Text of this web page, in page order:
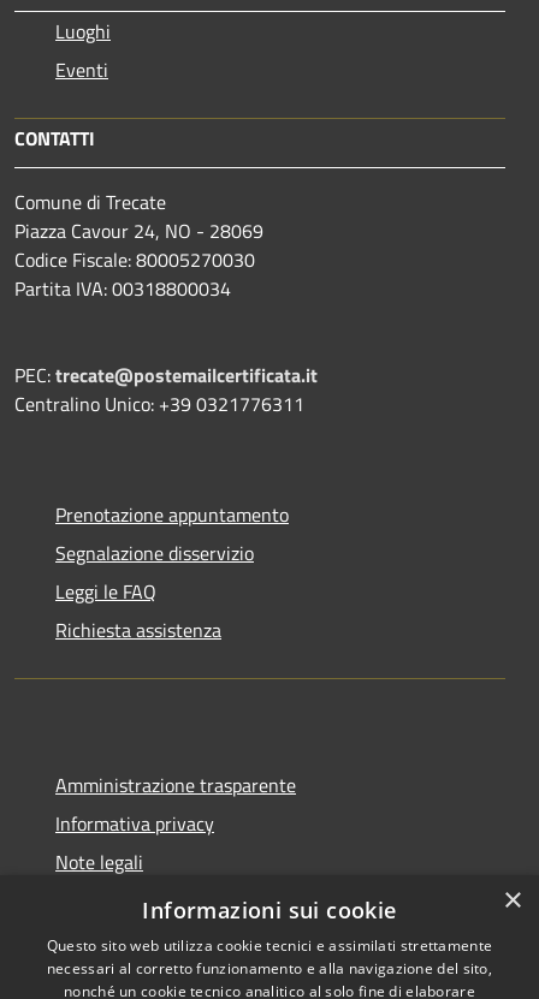
Luoghi
Eventi
CONTATTI
Comune di Trecate
Piazza Cavour 24, NO - 28069
Codice Fiscale: 80005270030
Partita IVA: 00318800034
PEC:trecate@postemailcertificata.it
Centralino Unico: +39 0321776311
Prenotazione appuntamento
Segnalazione disservizio
Leggi le FAQ
Richiesta assistenza
Amministrazione trasparente
Informativa privacy
Note legali
Dichiarazione di accessibilità
×
Informazioni sui cookie
Questo sito web utilizza cookie tecnici e assimilati strettamente
necessari al corretto funzionamento e alla navigazione del sito,
nonché un cookie tecnico analitico al solo fine di elaborare